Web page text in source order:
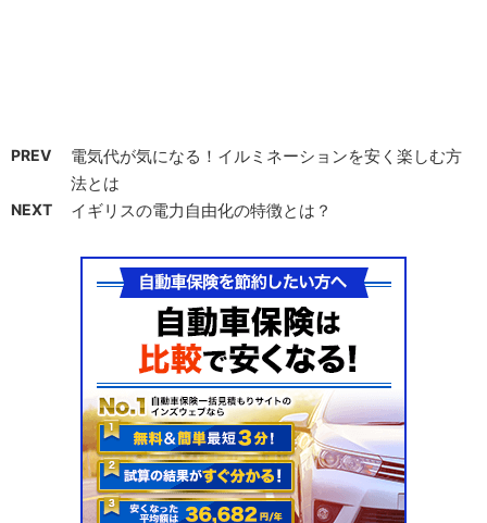
PREV
電気代が気になる！イルミネーションを安く楽しむ方
法とは
NEXT イギリスの電力自由化の特徴とは？